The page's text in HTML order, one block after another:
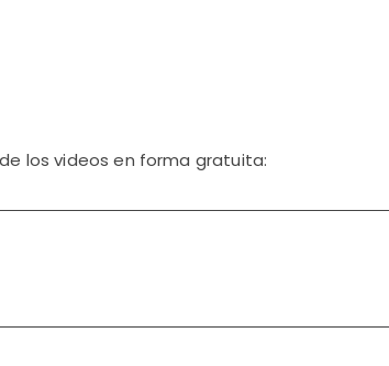
los videos en forma gratuita: